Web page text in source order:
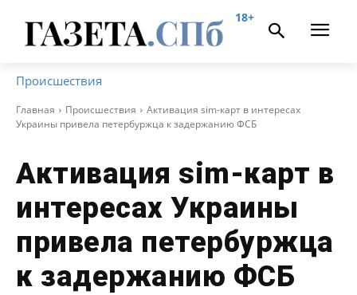
18+
Происшествия
Главная Происшествия
Активация sim-карт в интересах
Украины привела петербуржца к задержанию ФСБ
Активация sim-карт в
интересах Украины
привела петербуржца
к задержанию ФСБ